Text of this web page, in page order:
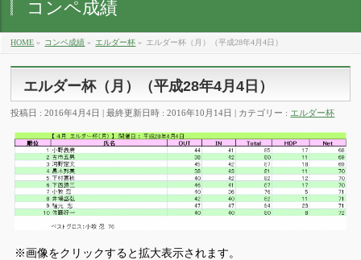
コンペ成績
HOME » コンペ成績 » エルダー杯 » エルダー杯（月）（平成28年4月4日）
エルダー杯（月）（平成28年4月4日）
投稿日 : 2016年4月4日 最終更新日時 : 2016年10月14日 カテゴリー : エルダー杯
※画像をクリックすると拡大表示されます。